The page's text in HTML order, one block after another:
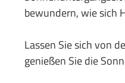
bewundern, wie sich
Lassen Sie sich von
genießen Sie die